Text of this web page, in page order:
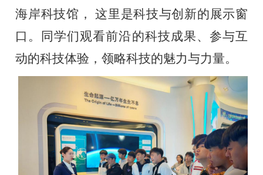
海岸科技馆， 这里是科技与创新的展示窗
口。
同学们观看前沿的科技成果、 参与互
动的科技体验，领略科技的魅力与力量。